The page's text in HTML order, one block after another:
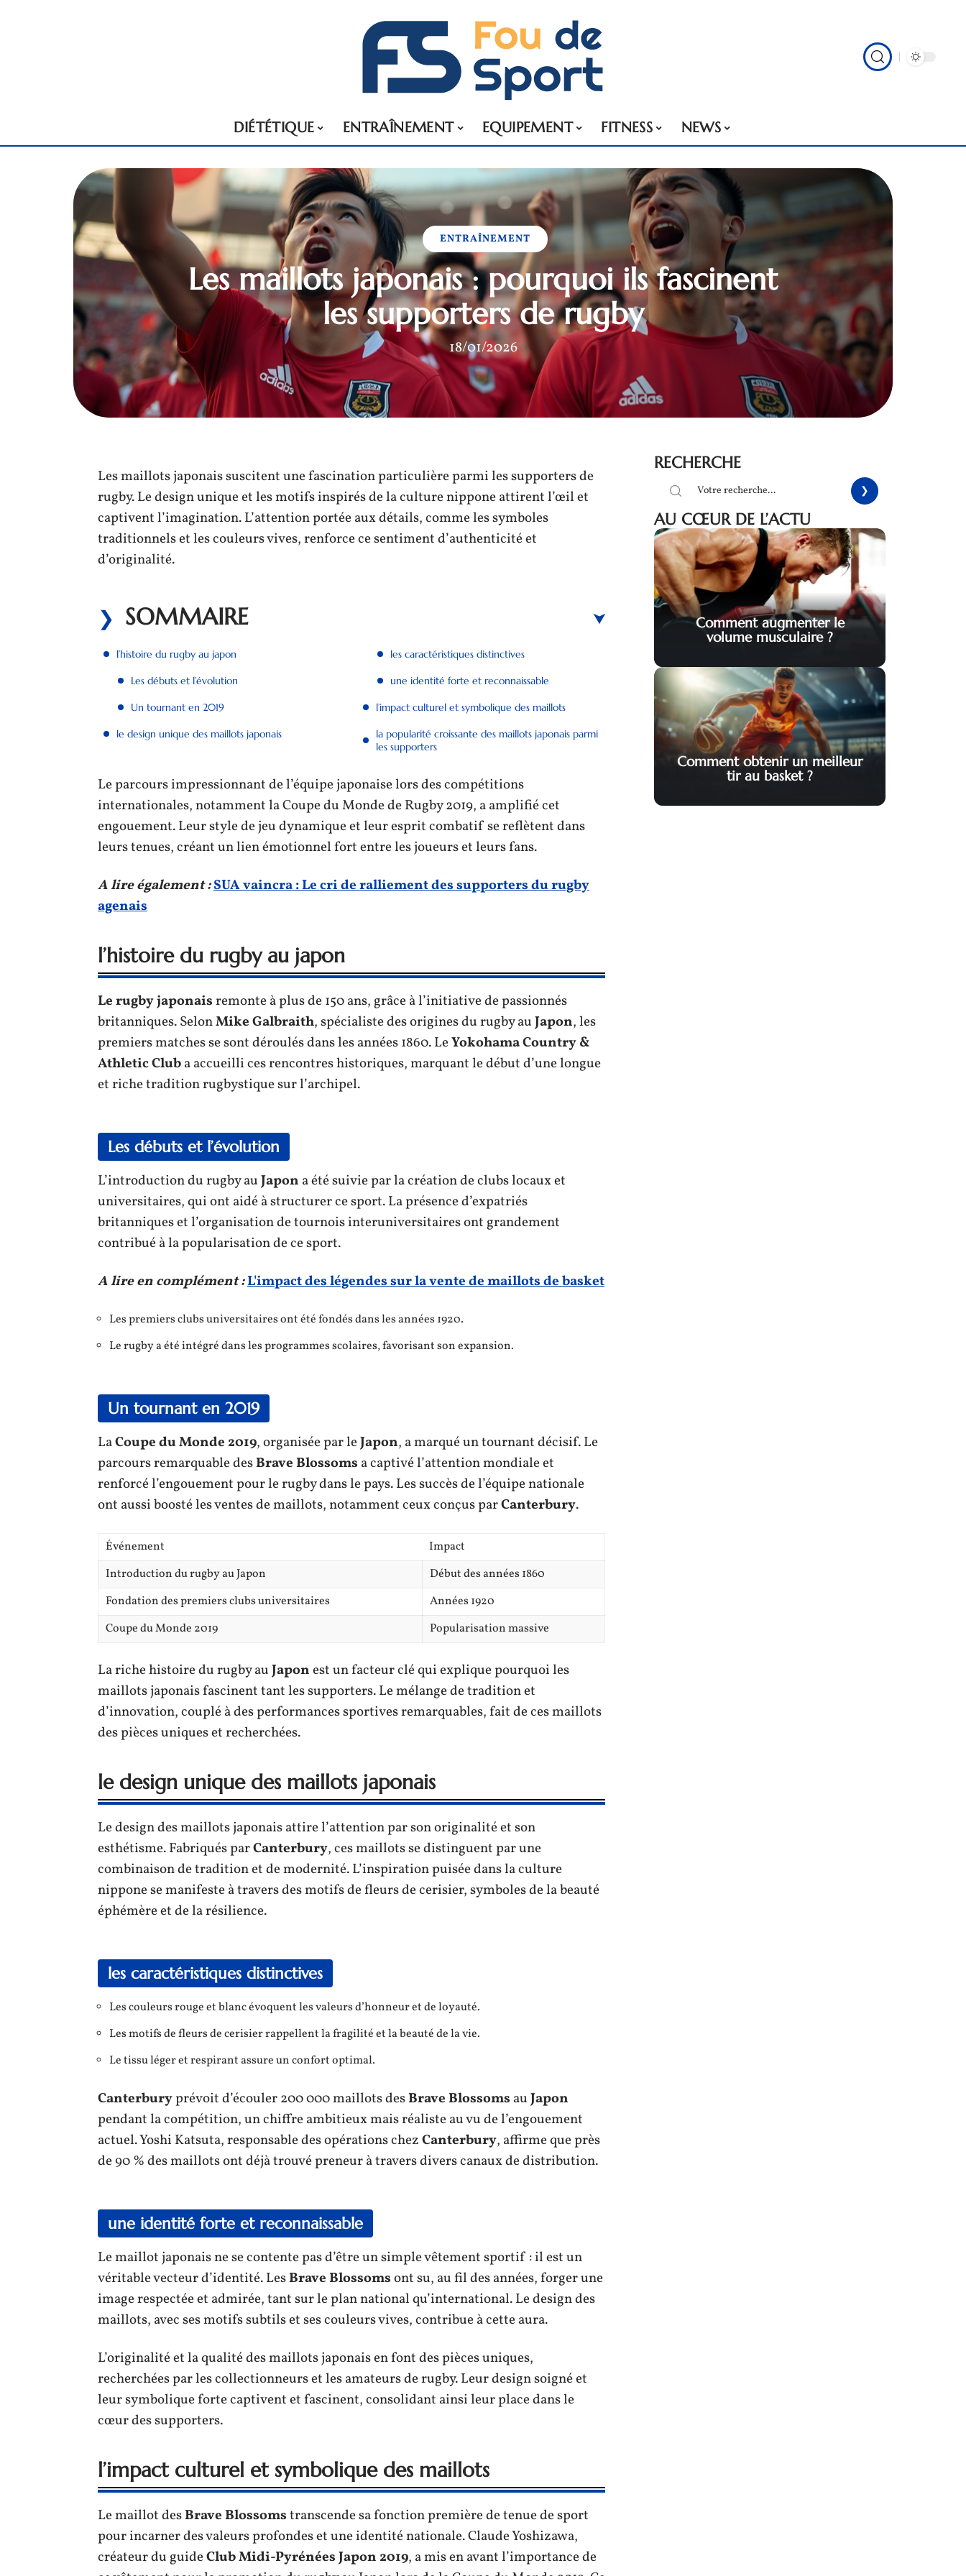
DIÉTÉTIQUE ENTRAÎNEMENT EQUIPEMENT FITNESS NEWS
ENTRAÎNEMENT
Les maillots japonais : pourquoi ils fascinent
les supporters de rugby
18/01/2026
Les maillots japonais suscitent une fascination particulière parmi les supporters de
rugby. Le design unique et les motifs inspirés de la culture nippone attirent l’œil et
captivent l’imagination. L’attention portée aux détails, comme les symboles
traditionnels et les couleurs vives, renforce ce sentiment d’authenticité et
d’originalité.
SOMMAIRE
l’histoire du rugby au japon
Les débuts et l’évolution
Un tournant en 2019
le design unique des maillots japonais
les caractéristiques distinctives
une identité forte et reconnaissable
l’impact culturel et symbolique des maillots
la popularité croissante des maillots japonais parmi
les supporters
Le parcours impressionnant de l’équipe japonaise lors des compétitions
internationales, notamment la Coupe du Monde de Rugby 2019, a amplifié cet
engouement. Leur style de jeu dynamique et leur esprit combatif se reflètent dans
leurs tenues, créant un lien émotionnel fort entre les joueurs et leurs fans.
A lire également :SUA vaincra : Le cri de ralliement des supporters du rugby
agenais
l’histoire du rugby au japon
Le rugby japonaisremonte à plus de 150 ans, grâce à l’initiative de passionnés
britanniques. SelonMike Galbraith, spécialiste des origines du rugby auJapon, les
premiers matches se sont déroulés dans les années 1860. LeYokohama Country &
Athletic Cluba accueilli ces rencontres historiques, marquant le début d’une longue
et riche tradition rugbystique sur l’archipel.
Les débuts et l’évolution
L’introduction du rugby auJapon a été suivie par la création de clubs locaux et
universitaires, qui ont aidé à structurer ce sport. La présence d’expatriés
britanniques et l’organisation de tournois interuniversitaires ont grandement
contribué à la popularisation de ce sport.
A lire en complément :L'impact des légendes sur la vente de maillots de basket
Les premiers clubs universitaires ont été fondés dans les années 1920.
Le rugby a été intégré dans les programmes scolaires, favorisant son expansion.
Un tournant en 2019
LaCoupe du Monde 2019, organisée par leJapon, a marqué un tournant décisif. Le
parcours remarquable desBrave Blossoms a captivé l’attention mondiale et
renforcé l’engouement pour le rugby dans le pays. Les succès de l’équipe nationale
ont aussi boosté les ventes de maillots, notamment ceux conçus parCanterbury.
Événement
Impact
Introduction du rugby au Japon
Début des années 1860
Fondation des premiers clubs universitaires
Années 1920
Coupe du Monde 2019
Popularisation massive
La riche histoire du rugby auJaponest un facteur clé qui explique pourquoi les
maillots japonais fascinent tant les supporters. Le mélange de tradition et
d’innovation, couplé à des performances sportives remarquables, fait de ces maillots
des pièces uniques et recherchées.
le design unique des maillots japonais
Le design des maillots japonais attire l’attention par son originalité et son
esthétisme. Fabriqués parCanterbury, ces maillots se distinguent par une
combinaison de tradition et de modernité. L’inspiration puisée dans la culture
nippone se manifeste à travers des motifs de fleurs de cerisier, symboles de la beauté
éphémère et de la résilience.
les caractéristiques distinctives
Les couleurs rouge et blanc évoquent les valeurs d’honneur et de loyauté.
Les motifs de fleurs de cerisier rappellent la fragilité et la beauté de la vie.
Le tissu léger et respirant assure un confort optimal.
Canterburyprévoit d’écouler 200 000 maillots desBrave Blossoms auJapon
pendant la compétition, un chiffre ambitieux mais réaliste au vu de l’engouement
actuel. Yoshi Katsuta, responsable des opérations chezCanterbury, affirme que près
de 90 % des maillots ont déjà trouvé preneur à travers divers canaux de distribution.
une identité forte et reconnaissable
Le maillot japonais ne se contente pas d’être un simple vêtement sportif : il est un
véritable vecteur d’identité. LesBrave Blossomsont su, au fil des années, forger une
image respectée et admirée, tant sur le plan national qu’international. Le design des
maillots, avec ses motifs subtils et ses couleurs vives, contribue à cette aura.
L’originalité et la qualité des maillots japonais en font des pièces uniques,
recherchées par les collectionneurs et les amateurs de rugby. Leur design soigné et
leur symbolique forte captivent et fascinent, consolidant ainsi leur place dans le
cœur des supporters.
l’impact culturel et symbolique des maillots
Le maillot desBrave Blossomstranscende sa fonction première de tenue de sport
pour incarner des valeurs profondes et une identité nationale. Claude Yoshizawa,
créateur du guideClub Midi-Pyrénées Japon 2019, a mis en avant l’importance de
RECHERCHE
AU CŒUR DE L’ACTU
Comment augmenter le
volume musculaire ?
Comment obtenir un meilleur
tir au basket ?